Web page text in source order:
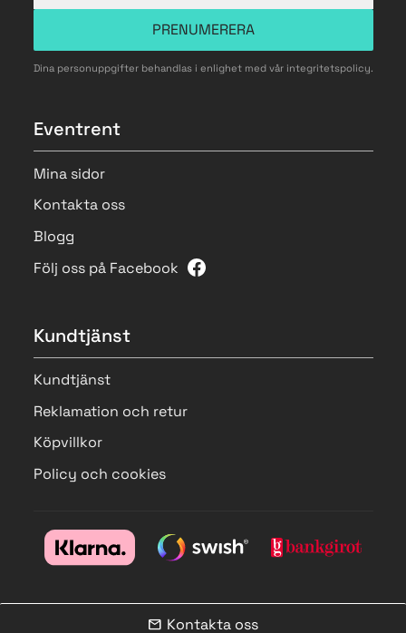
PRENUMERERA
Dina personuppgifter behandlas i enlighet med vår integritetspolicy.
Eventrent
Mina sidor
Kontakta oss
Blogg
Följ oss på Facebook
Kundtjänst
Kundtjänst
Reklamation och retur
Köpvillkor
Policy och cookies
mail Kontakta oss